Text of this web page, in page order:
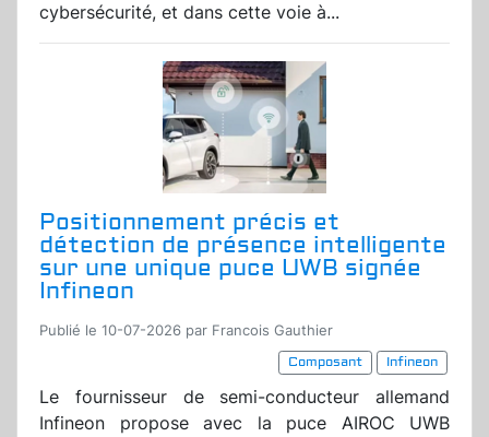
cybersécurité, et dans cette voie à...
Positionnement précis et
détection de présence intelligente
sur une unique puce UWB signée
Infineon
Publié le 10-07-2026 par Francois Gauthier
Composant
Infineon
Le fournisseur de semi-conducteur allemand
Infineon propose avec la puce AIROC UWB